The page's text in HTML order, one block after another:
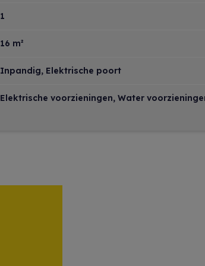
1
16 m²
Inpandig, Elektrische poort
Elektrische voorzieningen, Water